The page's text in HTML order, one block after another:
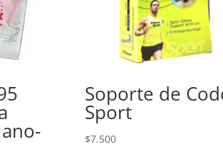
Soporte de
Sport
$7.500